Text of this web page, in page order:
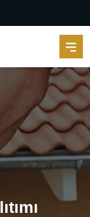
lıtımı